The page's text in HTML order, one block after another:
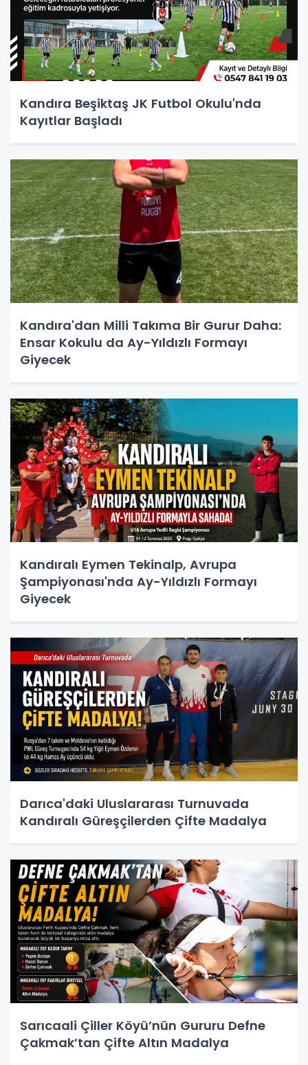
Kandıra Beşiktaş JK Futbol Okulu'nda
Kayıtlar Başladı
Kandıra'dan Milli Takıma Bir Gurur Daha:
Ensar Kokulu da Ay-Yıldızlı Formayı
Giyecek
Kandıralı Eymen Tekinalp, Avrupa
Şampiyonası'nda Ay-Yıldızlı Formayı
Giyecek
Darıca'daki Uluslararası Turnuvada
Kandıralı Güreşçilerden Çifte Madalya
Sarıcaali Çiller Köyü’nün Gururu Defne
Çakmak’tan Çifte Altın Madalya